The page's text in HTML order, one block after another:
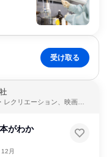
受け取る
クリエーション、映画制
がわか
月